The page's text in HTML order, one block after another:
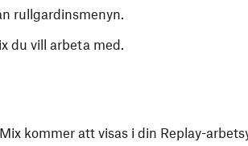
rullgardinsmenyn.
du vill arbeta med.
kommer att visas i din Replay-